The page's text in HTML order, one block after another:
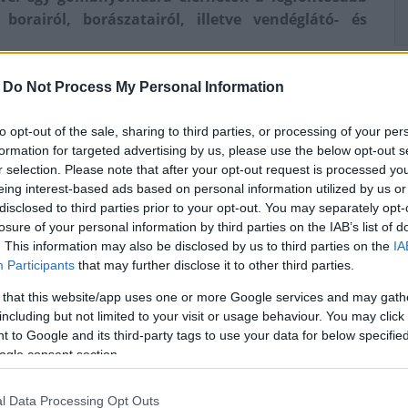
Do Not Process My Personal Information
opt-out of the sale, sharing to third parties, or processing of your
for targeted advertising by us, please use the below opt-out
selection. Please note that after your opt-out request is processed
interest-based ads based on personal information utilized by us
to third parties prior to your opt-out. You may separately
of your personal information by third parties on the IAB’s list of
This information may also be disclosed by us to third parties on the
Participants that may further disclose it to other third parties.
that this website/app uses one or more Google services and may
but not limited to your visit or usage behaviour. You may
to Google and its third-party tags to use your data for below
consent section.
Data Processing Opt Outs
borászatairól, illetve vendéglátó- és
segíti a tájékozódást az ország borvidékein és
szállásokat, eseményeket értékelni is
a választást.
az érdeklődés a kezdeményezés iránt: az
a közösségi platformra, lefedve gyakorlatilag
regisztrációjára és ezer partner adatfeltöltésére
ingyenes alkalmazás egyelőre magyar nyelven
változat is, hiszen cél a borkedvelő külföldi
a Futurion informatikai szolgáltató cég biztosította,
nagyvállalatok számára nyújt teljes körű